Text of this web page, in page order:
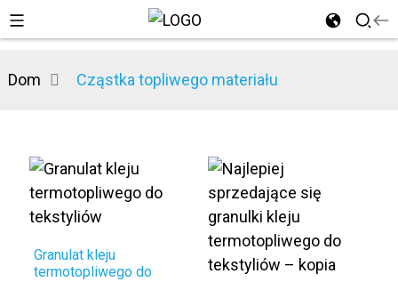
Dom Cząstka topliwego materiału
Granulat kleju
termotopliwego do